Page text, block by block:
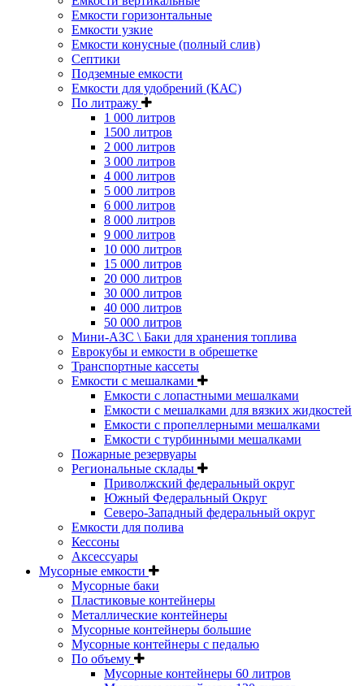
Емкости горизонтальные
Емкости узкие
Емкости конусные (полный слив)
Септики
Подземные емкости
Емкости для удобрений (КАС)
По литражу
1 000 литров
1500 литров
2 000 литров
3 000 литров
4 000 литров
5 000 литров
6 000 литров
8 000 литров
9 000 литров
10 000 литров
15 000 литров
20 000 литров
30 000 литров
40 000 литров
50 000 литров
Мини-АЗС \ Баки для хранения топлива
Еврокубы и емкости в обрешетке
Транспортные кассеты
Емкости с мешалками
Емкости с лопастными мешалками
Емкости с мешалками для вязких жидкостей
Емкости с пропеллерными мешалками
Емкости с турбинными мешалками
Пожарные резервуары
Региональные склады
Приволжский федеральный округ
Южный Федеральный Округ
Северо-Западный федеральный округ
Емкости для полива
Кессоны
Аксессуары
Мусорные емкости
Мусорные баки
Пластиковые контейнеры
Металлические контейнеры
Мусорные контейнеры большие
Мусорные контейнеры с педалью
По объему
Мусорные контейнеры 60 литров